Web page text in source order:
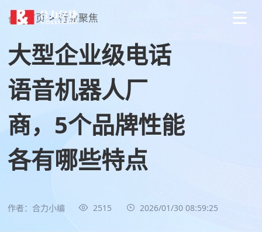
首页 > 行业聚焦
大型企业级电话
语音机器人厂
商，5个品牌性能
各有哪些特点
作者：合力小编 2515 2026/01/30 08:59:25